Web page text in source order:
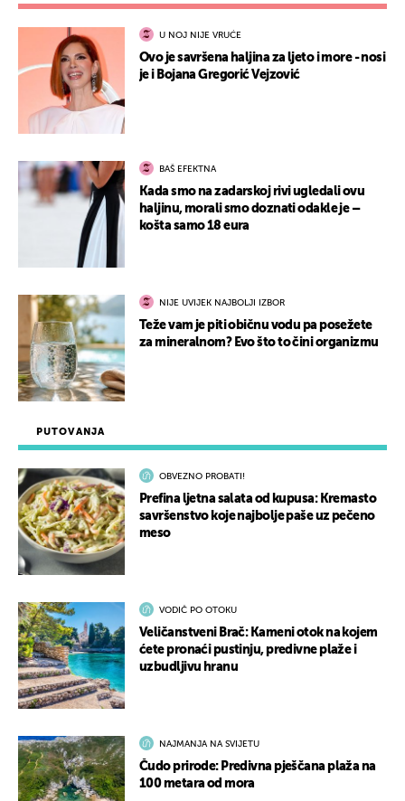
PUTOVANJA
OBVEZNO PROBATI!
Prefina ljetna salata od kupusa: Kremasto
savršenstvo koje najbolje paše uz pečeno
meso
VODIČ PO OTOKU
Veličanstveni Brač: Kameni otok na kojem
ćete pronaći pustinju, predivne plaže i
uzbudljivu hranu
NAJMANJA NA SVIJETU
Čudo prirode: Predivna pješčana plaža na
100 metara od mora
U NOJ NIJE VRUĆE
Ovo je savršena haljina za ljeto i more - nosi
je i Bojana Gregorić Vejzović
BAŠ EFEKTNA
Kada smo na zadarskoj rivi ugledali ovu
haljinu, morali smo doznati odakle je –
košta samo 18 eura
NIJE UVIJEK NAJBOLJI IZBOR
Teže vam je piti običnu vodu pa posežete
za mineralnom? Evo što to čini organizmu